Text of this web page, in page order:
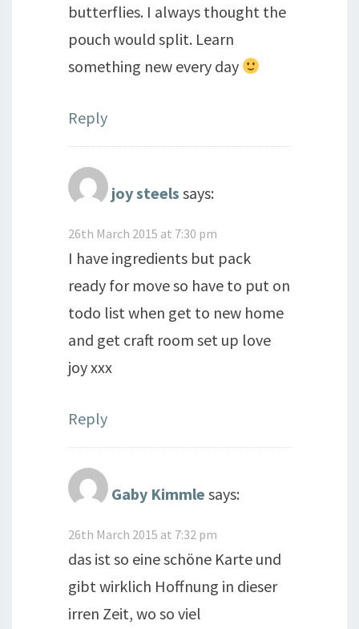
butterflies. I always thought the
pouch would split. Learn
something new every day
Reply
joy steels says:
26th March 2015 at 7:30 pm
I have ingredients but pack
ready for move so have to put on
todo list when get to new home
and get craft room set up love
joy xxx
Reply
Gaby Kimmle says:
26th March 2015 at 7:32 pm
das ist so eine schöne Karte und
gibt wirklich Hoffnung in dieser
irren Zeit, wo so viel